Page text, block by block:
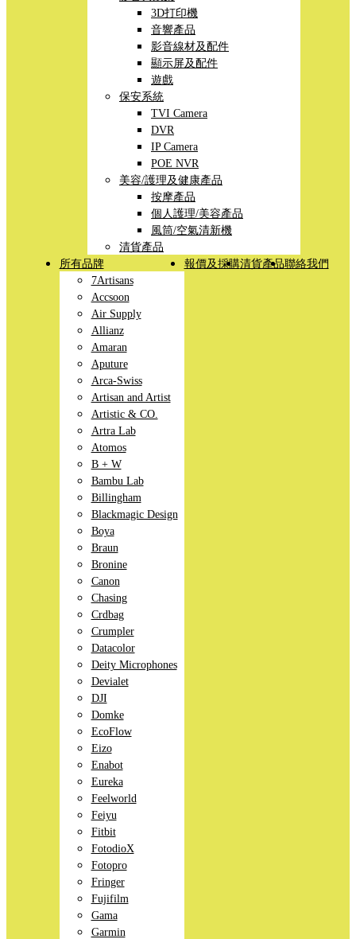
3D打印機
音響產品
影音線材及配件
顯示屏及配件
遊戲
保安系統
TVI Camera
DVR
IP Camera
POE NVR
美容/護理及健康產品
按摩產品
個人護理/美容產品
風筒/空氣清新機
清貨產品
所有品牌
7Artisans
Accsoon
Air Supply
Allianz
Amaran
Aputure
Arca-Swiss
Artisan and Artist
Artistic & CO.
Artra Lab
Atomos
B + W
Bambu Lab
Billingham
Blackmagic Design
Boya
Braun
Bronine
Canon
Chasing
Crdbag
Crumpler
Datacolor
Deity Microphones
Devialet
DJI
Domke
EcoFlow
Eizo
Enabot
Eureka
Feelworld
Feiyu
Fitbit
FotodioX
Fotopro
Fringer
Fujifilm
Gama
Garmin
報價及採購清貨產品聯絡我們